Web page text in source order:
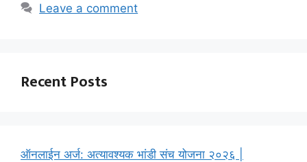
Leave a comment
Recent Posts
ऑनलाईन अर्ज: अत्यावश्यक भांडी संच योजना २०२६ |